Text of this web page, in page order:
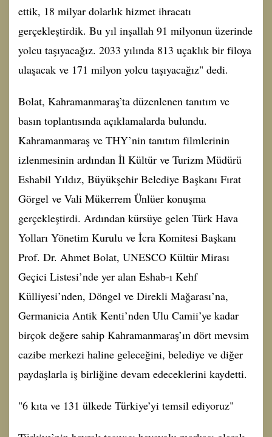
ettik, 18 milyar dolarlık hizmet ihracatı
gerçekleştirdik. Bu yıl inşallah 91 milyonun üzerinde
yolcu taşıyacağız. 2033 yılında 813 uçaklık bir filoya
ulaşacak ve 171 milyon yolcu taşıyacağız" dedi.
Bolat, Kahramanmaraş’ta düzenlenen tanıtım ve
basın toplantısında açıklamalarda bulundu.
Kahramanmaraş ve THY’nin tanıtım filmlerinin
izlenmesinin ardından İl Kültür ve Turizm Müdürü
Eshabil Yıldız, Büyükşehir Belediye Başkanı Fırat
Görgel ve Vali Mükerrem Ünlüer konuşma
gerçekleştirdi. Ardından kürsüye gelen Türk Hava
Yolları Yönetim Kurulu ve İcra Komitesi Başkanı
Prof. Dr. Ahmet Bolat, UNESCO Kültür Mirası
Geçici Listesi’nde yer alan Eshab-ı Kehf
Külliyesi’nden, Döngel ve Direkli Mağarası’na,
Germanicia Antik Kenti’nden Ulu Camii’ye kadar
birçok değere sahip Kahramanmaraş’ın dört mevsim
cazibe merkezi haline geleceğini, belediye ve diğer
paydaşlarla iş birliğine devam edeceklerini kaydetti.
"6 kıta ve 131 ülkede Türkiye’yi temsil ediyoruz"